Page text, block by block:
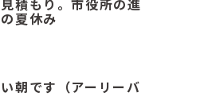
積もり。市役所の進
夏休み
朝です（アーリーバ